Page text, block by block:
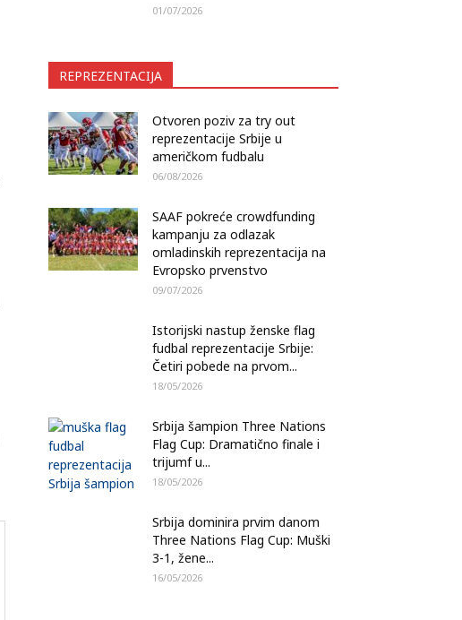
01/07/2026
REPREZENTACIJA
Otvoren poziv za try out
reprezentacije Srbije u
američkom fudbalu
06/08/2026
SAAF pokreće crowdfunding
kampanju za odlazak
omladinskih reprezentacija na
Evropsko prvenstvo
09/07/2026
Istorijski nastup ženske flag
fudbal reprezentacije Srbije:
Četiri pobede na prvom...
18/05/2026
Srbija šampion Three Nations
Flag Cup: Dramatično finale i
trijumf u...
18/05/2026
Srbija dominira prvim danom
Three Nations Flag Cup: Muški
3-1, žene...
16/05/2026